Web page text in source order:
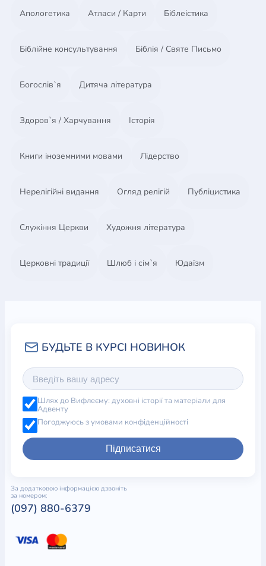
Апологетика Атласи / Карти Біблеістика
Біблійне консультування Біблія / Святе Письмо
Богослів`я Дитяча література
Здоров`я / Харчування Історія
Книги іноземними мовами Лідерство
Нерелігійні видання Огляд релігій Публіцистика
Служіння Церкви Художня література
Церковні традиції Шлюб і сім`я Юдаїзм
Шлях до Вифлеєму: духовні історії та матеріали для
Адвенту
Погоджуюсь з умовами конфіденційності
Підписатися
За додатковою інформацією дзвоніть
за номером:
(097) 880-6379